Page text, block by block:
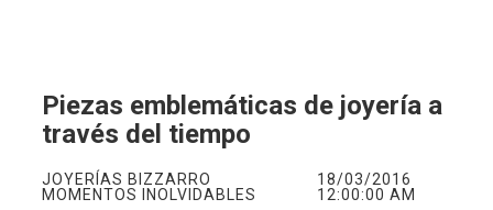
Piezas emblemáticas de joyería a
través del tiempo
JOYERÍAS BIZZARRO
MOMENTOS INOLVIDABLES
18/03/2016
12:00:00 AM